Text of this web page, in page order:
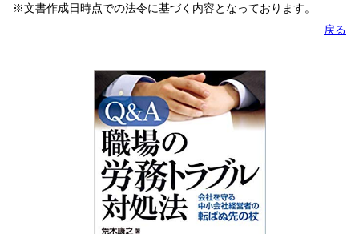
※文書作成日時点での法令に基づく内容となっております。
戻る